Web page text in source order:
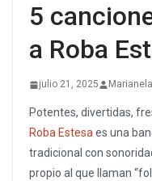
5
a Roba
julio 21, 2025
Potentes, divertidas,
Roba Estesaes una
tradicional con
propio al que llaman